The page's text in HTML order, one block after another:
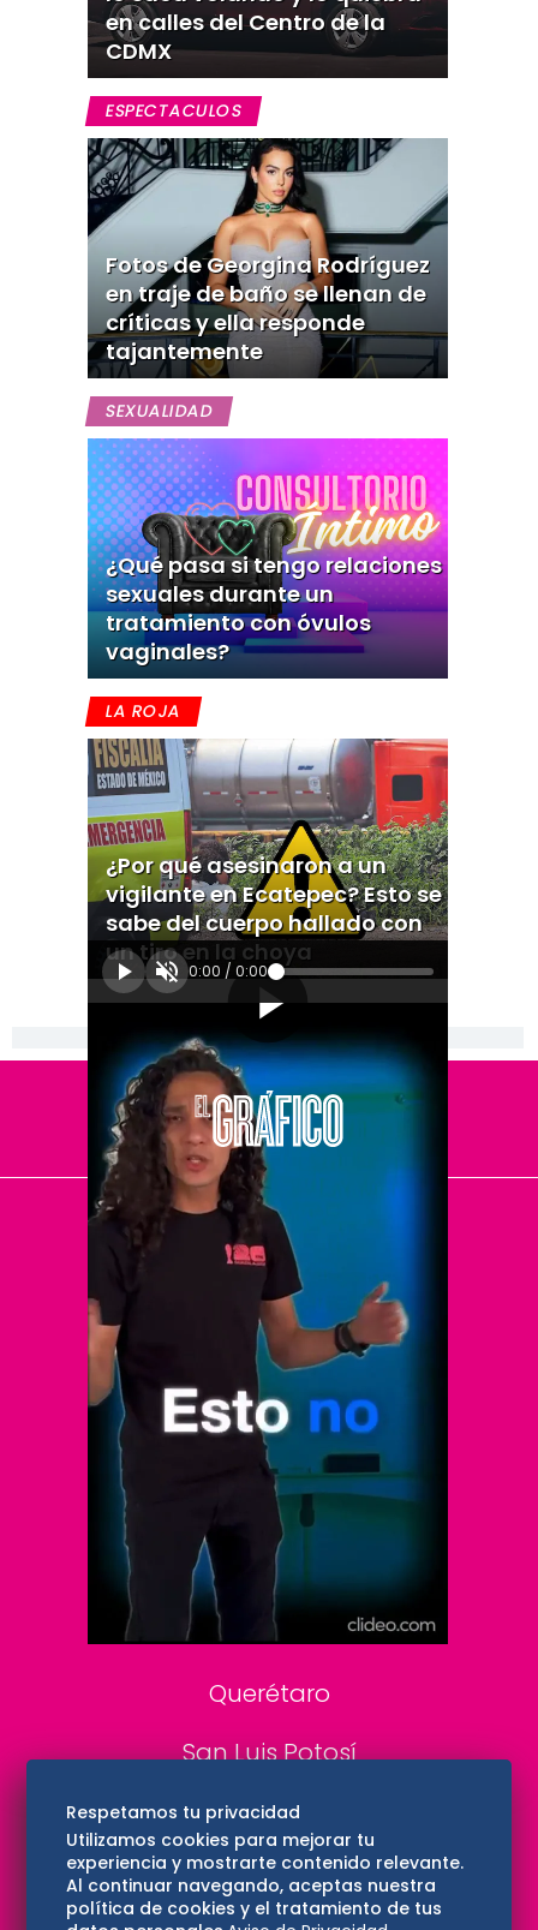
en calles del Centro de la
CDMX
ESPECTACULOS
Fotos de Georgina Rodríguez
en traje de baño se llenan de
críticas y ella responde
tajantemente
SEXUALIDAD
¿Qué pasa si tengo relaciones
sexuales durante un
tratamiento con óvulos
vaginales?
LA ROJA
¿Por qué asesinaron a un
vigilante en Ecatepec? Esto se
sabe del cuerpo hallado con
un tiro en la choya
0:00 / 0:00
[Publicidad]
El Universal
Vive USA
Clase
De 10 sports
DeDinero
Confabulario
Aviso Oportuno
Consultas
Querétaro
San Luis Potosí
Edomex
Consultas
Respetamos tu privacidad
Utilizamos cookies para mejorar tu
experiencia y mostrarte contenido relevante.
Al continuar navegando, aceptas nuestra
política de cookies y el tratamiento de tus